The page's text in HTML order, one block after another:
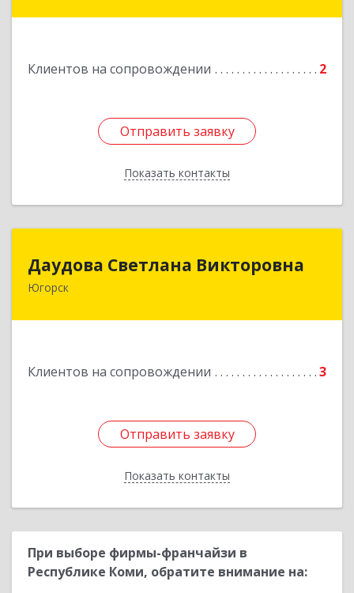
Клиентов на сопровождении 2
Отправить заявку
Показать контакты
Отправить заявку
Назад
Даудова Светлана Викторовна
Югорск
Клиентов на сопровождении 3
Отправить заявку
Показать контакты
Отправить заявку
Назад
При выборе фирмы-франчайзи в
Республике Коми, обратите внимание на: